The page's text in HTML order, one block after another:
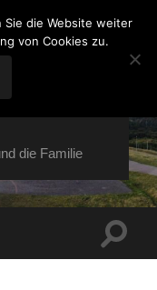
die Familie
Sie die Website weiter
von Cookies zu.